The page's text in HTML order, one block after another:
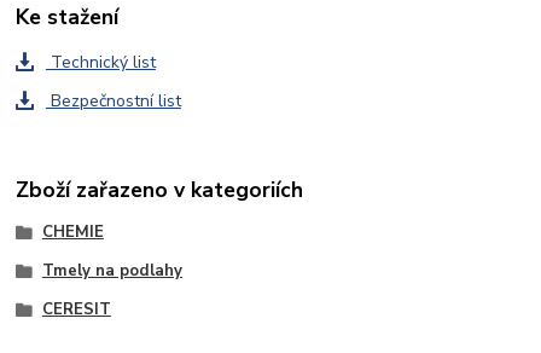
Ke stažení
Technický list
Bezpečnostní list
Zboží zařazeno v kategoriích
CHEMIE
Tmely na podlahy
CERESIT